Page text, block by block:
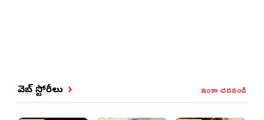
వెబ్ స్టోరీలు ఇంకా చదవండి